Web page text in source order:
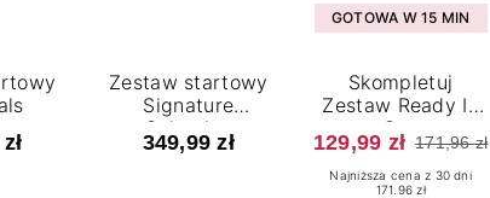
Zestaw startowy
Signature
Selection
349,99 zł
GOTOWA W 15 MIN
Skompletuj
Zestaw Ready In
One
129,99 zł 171,96 zł
Najniższa cena z 30 dni
171.96 zł